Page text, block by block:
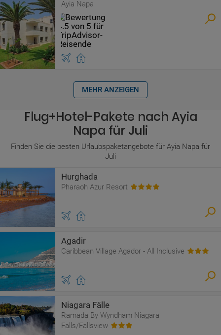
Ayia Napa
MEHR ANZEIGEN
Flug+Hotel-Pakete nach Ayia
Napa für Juli
Finden Sie die besten Urlaubspaketangebote für Ayia Napa für
Juli
Hurghada
Pharaoh Azur Resort
Agadir
Caribbean Village Agador - All Inclusive
Niagara Fälle
Ramada By Wyndham Niagara
Falls/Fallsview